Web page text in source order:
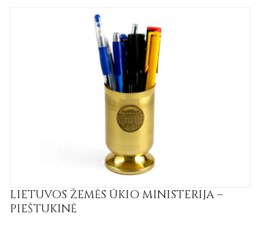
LIETUVOS ŽEMĖS ŪKIO MINISTERIJA –
PIEŠTUKINĖ